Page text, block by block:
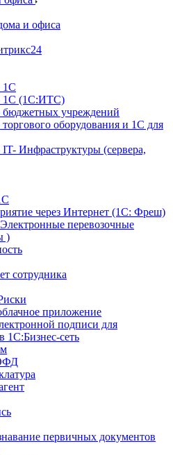
и офиса
1С
1С (1С:ИТС)
учреждений
оборудования и 1С для
Инфраструктуры (сервера,
через Интернет (1С: Фреш)
перевозочные
)
сотрудника
приложение
подписи для
1С:Бизнес-сеть
первичных документов